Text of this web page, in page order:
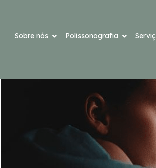
Sobre nós Polissonografia